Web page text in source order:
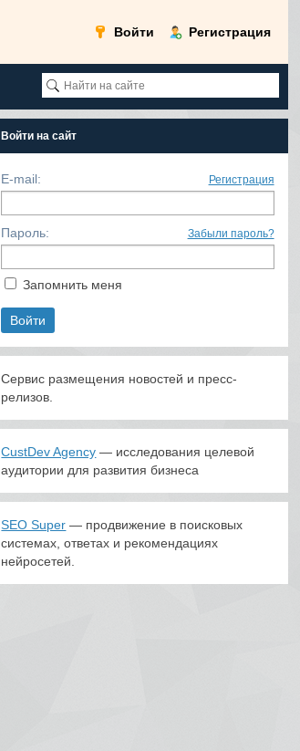
Войти Регистрация
Войти на сайт
E-mail: Регистрация
Пароль: Забыли пароль?
Запомнить меня
Сервис размещения новостей и пресс-
релизов.
CustDev Agency — исследования целевой
аудитории для развития бизнеса
SEO Super — продвижение в поисковых
системах, ответах и рекомендациях
нейросетей.